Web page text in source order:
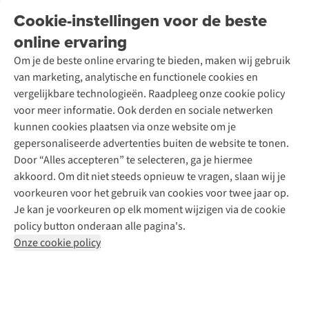
Cookie-instellingen voor de beste
online ervaring
Om je de beste online ervaring te bieden, maken wij gebruik
van marketing, analytische en functionele cookies en
vergelijkbare technologieën. Raadpleeg onze cookie policy
voor meer informatie. Ook derden en sociale netwerken
kunnen cookies plaatsen via onze website om je
gepersonaliseerde advertenties buiten de website te tonen.
Door “Alles accepteren” te selecteren, ga je hiermee
akkoord. Om dit niet steeds opnieuw te vragen, slaan wij je
voorkeuren voor het gebruik van cookies voor twee jaar op.
Je kan je voorkeuren op elk moment wijzigen via de cookie
policy button onderaan alle pagina's.
Onze cookie policy
Garantie
Contact
Onze winkels
Over A.S.Adventure
Toegankelijkheidsverklaring
Ski-onderhoud
Wasservice
Schoenonderhoud
Schoenherstelling
Kledingherstelling
Retouches
Voor bedrijven
A.S.Magazine
Podcast
Explore Academy
Explore Camp
Gear Check
Inspiratie & advies
Meld je aan voor de nieuwsbrief
Follow us
Disclaimer Privacy Policy
Algemene voorwaarden
Cookie Policy